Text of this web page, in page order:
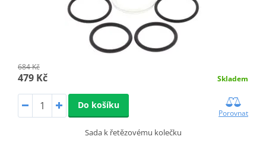
684 Kč
479 Kč Skladem
Do košíku
Porovnat
Sada k řetězovému kolečku